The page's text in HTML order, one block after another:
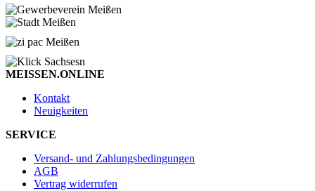
MEISSEN.ONLINE
Kontakt
Neuigkeiten
SERVICE
Versand- und Zahlungsbedingungen
AGB
Vertrag widerrufen